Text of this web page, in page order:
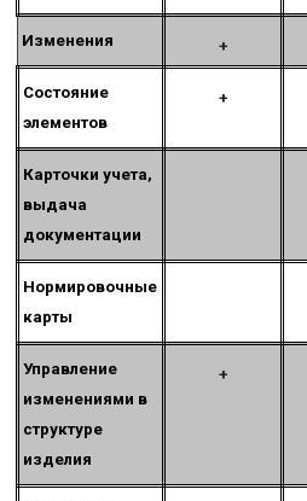
Изменения +
Состояние
элементов
+
Карточки учета,
выдача
документации
Нормировочные
карты
Управление
изменениями в
структуре
изделия
+